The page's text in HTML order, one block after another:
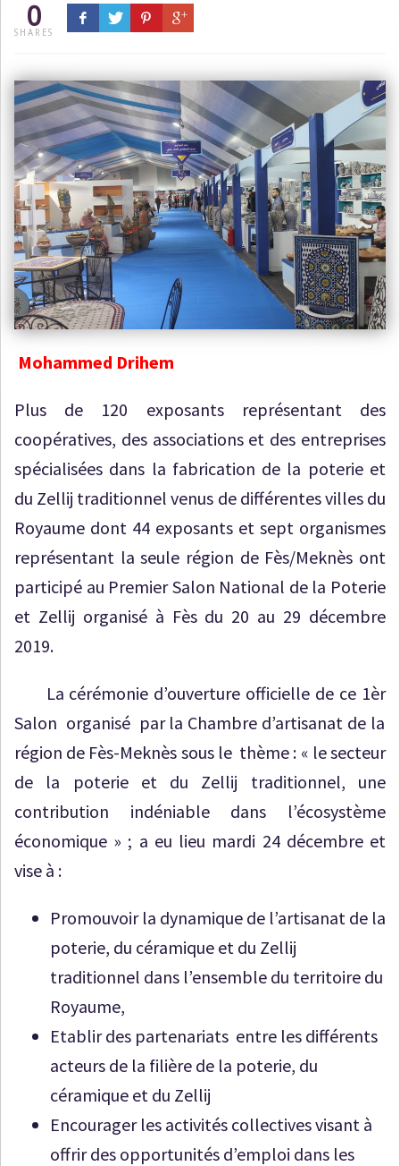
0
SHARES
Mohammed Drihem
Plus de 120 exposants représentant des
coopératives, des associations et des entreprises
spécialisées dans la fabrication de la poterie et
du Zellij traditionnelvenus de différentes villes du
Royaume dont 44 exposants et sept organismes
représentant la seule région de Fès/Meknès ont
participé au Premier Salon National de la Poterie
et Zellij organisé à Fès du 20 au 29 décembre
2019.
La cérémonie d’ouverture officielle de ce 1èr
Salon organisé par la Chambre d’artisanat de la
région de Fès-Meknès sous le thème : « le secteur
de la poterie et du Zellij traditionnel, une
contribution indéniable dans l’écosystème
économique » ; a eu lieu mardi 24 décembre et
vise à :
Promouvoir la dynamique de l’artisanat de la
poterie, du céramique et du Zellij
traditionnel dans l’ensemble du territoire du
Royaume,
Etablir des partenariats entre les différents
acteurs de la filière de la poterie, du
céramique et du Zellij
Encourager les activités collectives visant à
offrir des opportunités d’emploi dans les